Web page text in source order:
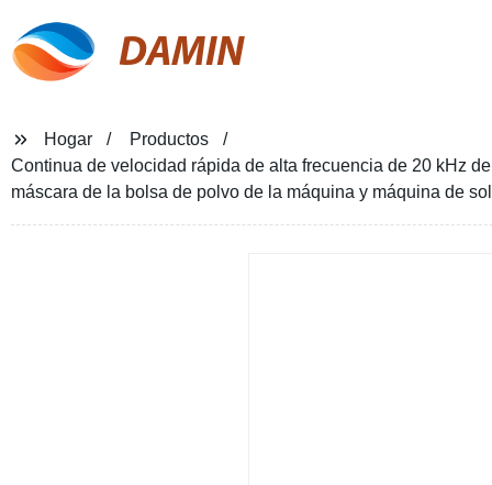
DAMIN
Hogar
Productos
Continua de velocidad rápida de alta frecuencia de 20 kHz
máscara de la bolsa de polvo de la máquina y máquina de